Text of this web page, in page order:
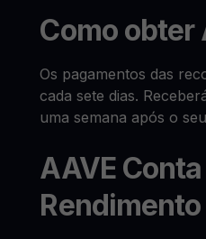
Como obter
Os pagamentos das
cada sete dias.
uma semana após o
AAVE